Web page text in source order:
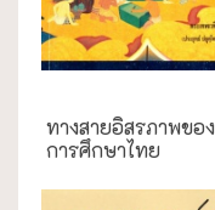
ทางสายอิสรภาพของ
การศึกษาไทย